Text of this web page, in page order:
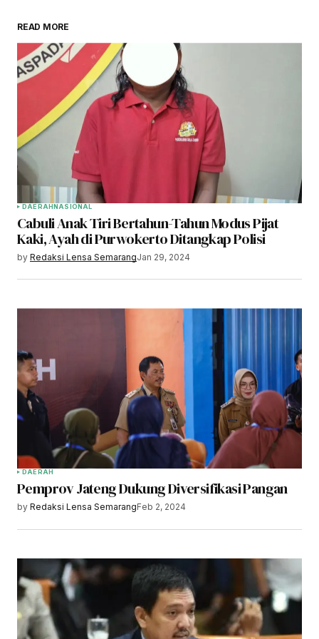
READ MORE
DAERAHNASIONAL
Cabuli Anak Tiri Bertahun-Tahun Modus Pijat
Kaki, Ayah di Purwokerto Ditangkap Polisi
by Redaksi Lensa SemarangJan 29, 2024
DAERAH
Pemprov Jateng Dukung Diversifikasi Pangan
by Redaksi Lensa SemarangFeb 2, 2024